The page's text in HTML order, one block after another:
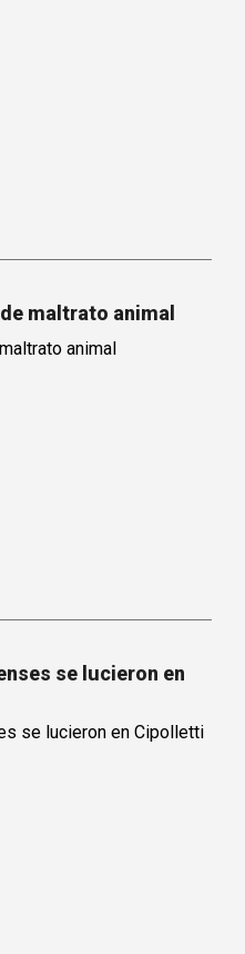
maltrato animal
se lucieron en